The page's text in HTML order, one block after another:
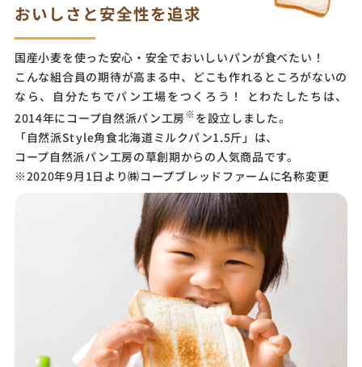
おいしさと安全性を追求
国産小麦を使った安心・安全でおいしいパンが食べたい！
こんな組合員の期待が高まる中、どこも作れるところがないの
なら、自分たちでパン工場をつくろう！ とわたしたちは、
2014年にコープ自然派パン工房※ を設立しました。
「自然派Style角食北海道ミルクパン1.5斤」は、
コープ自然派パン工房の草創期からの人気商品です。
※2020年9月1日より㈱コープブレッドファームに名称変更